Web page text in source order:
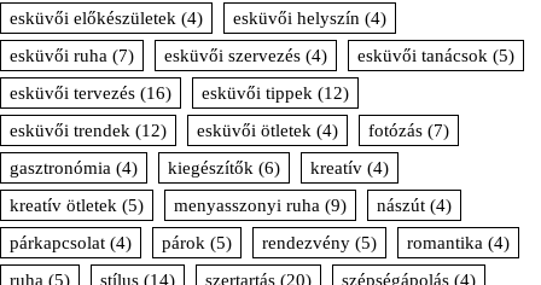
esküvői előkészületek (4) esküvői helyszín (4)
esküvői ruha (7) esküvői szervezés (4) esküvői tanácsok (5)
esküvői tervezés (16) esküvői tippek (12)
esküvői trendek (12) esküvői ötletek (4) fotózás (7)
gasztronómia (4) kiegészítők (6) kreatív (4)
kreatív ötletek (5) menyasszonyi ruha (9) nászút (4)
párkapcsolat (4) párok (5) rendezvény (5) romantika (4)
ruha (5) stílus (14) szertartás (20) szépségápolás (4)